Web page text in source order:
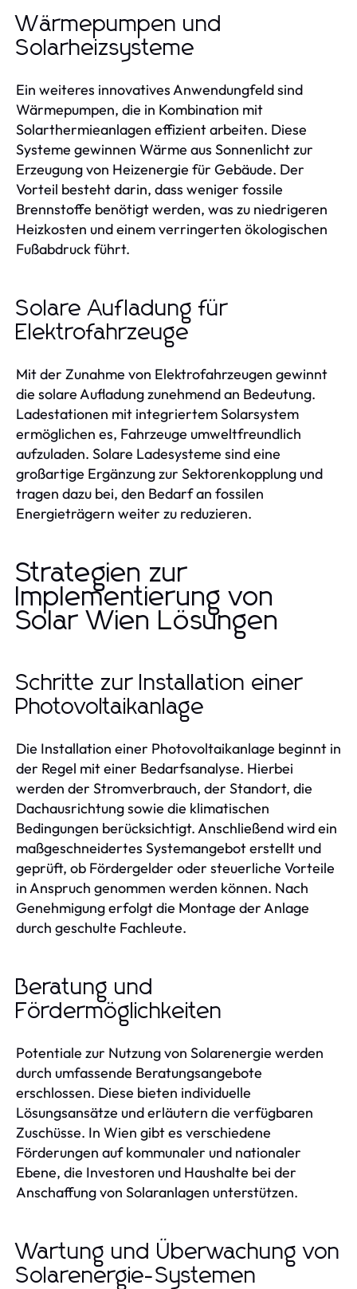
Wärmepumpen und
Solarheizsysteme
Ein weiteres innovatives Anwendungfeld sind
Wärmepumpen, die in Kombination mit
Solarthermieanlagen effizient arbeiten. Diese
Systeme gewinnen Wärme aus Sonnenlicht zur
Erzeugung von Heizenergie für Gebäude. Der
Vorteil besteht darin, dass weniger fossile
Brennstoffe benötigt werden, was zu niedrigeren
Heizkosten und einem verringerten ökologischen
Fußabdruck führt.
Solare Aufladung für
Elektrofahrzeuge
Mit der Zunahme von Elektrofahrzeugen gewinnt
die solare Aufladung zunehmend an Bedeutung.
Ladestationen mit integriertem Solarsystem
ermöglichen es, Fahrzeuge umweltfreundlich
aufzuladen. Solare Ladesysteme sind eine
großartige Ergänzung zur Sektorenkopplung und
tragen dazu bei, den Bedarf an fossilen
Energieträgern weiter zu reduzieren.
Strategien zur
Implementierung von
Solar Wien Lösungen
Schritte zur Installation einer
Photovoltaikanlage
Die Installation einer Photovoltaikanlage beginnt in
der Regel mit einer Bedarfsanalyse. Hierbei
werden der Stromverbrauch, der Standort, die
Dachausrichtung sowie die klimatischen
Bedingungen berücksichtigt. Anschließend wird ein
maßgeschneidertes Systemangebot erstellt und
geprüft, ob Fördergelder oder steuerliche Vorteile
in Anspruch genommen werden können. Nach
Genehmigung erfolgt die Montage der Anlage
durch geschulte Fachleute.
Beratung und
Fördermöglichkeiten
Potentiale zur Nutzung von Solarenergie werden
durch umfassende Beratungsangebote
erschlossen. Diese bieten individuelle
Lösungsansätze und erläutern die verfügbaren
Zuschüsse. In Wien gibt es verschiedene
Förderungen auf kommunaler und nationaler
Ebene, die Investoren und Haushalte bei der
Anschaffung von Solaranlagen unterstützen.
Wartung und Überwachung von
Solarenergie-Systemen